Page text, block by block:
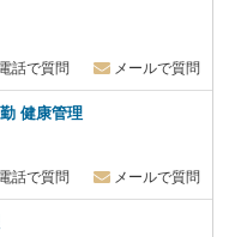
電話で質問 メールで質問
健康管理
電話で質問 メールで質問